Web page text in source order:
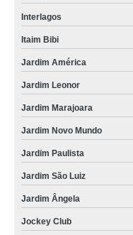
empresas que fazem cordão
cordão para crachá em silk
gráfica de cordão em
empresas que fazem cordão
cordões de crachás Casa Verde
cordões de crachás poliéster
cordão poliéster para crachá
gráfica de cordão para
empresas que fazem cordão
fábrica de cordões para
Interlagos
Itaim Bibi
Jardim América
Jardim Leonor
Jardim Marajoara
Jardim Novo Mundo
Jardim Paulista
Jardim São Luiz
Jardim Ângela
Jockey Club